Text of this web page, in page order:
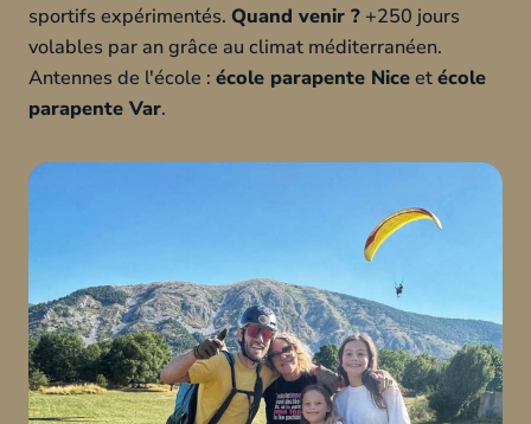
sportifs expérimentés. Quand venir ? +250 jours
volables par an grâce au climat méditerranéen.
Antennes de l'école : école parapente Niceetécole
parapente Var.